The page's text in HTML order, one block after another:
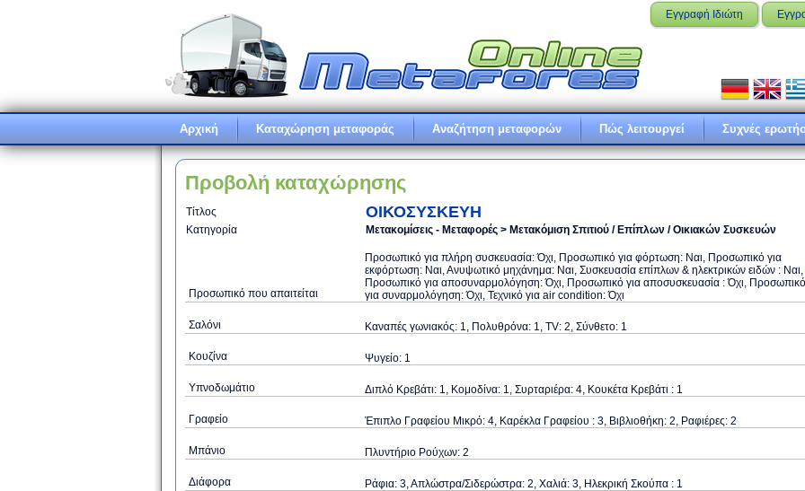
Εγγραφή Ιδιώτη
Αρχική Καταχώρηση μεταφοράς Αναζήτηση μεταφορών Πώς λειτουργεί Συχνές
Προβολή καταχώρησης
Τίτλος ΟΙΚΟΣΥΣΚΕΥΗ
Κατηγορία Μετακομίσεις - Μεταφορές > Μετακόμιση Σπιτιού / Επίπλων / Οικιακών Συσκευών
Προσωπικό που απαιτείται
Προσωπικό για πλήρη συσκευασία: Όχι, Προσωπικό για φόρτωση: Ναι, Προσωπικό για
εκφόρτωση: Ναι, Ανυψωτικό μηχάνημα: Ναι, Συσκευασία επίπλων & ηλεκτρικών ειδών : Ναι,
Προσωπικό για αποσυναρμολόγηση: Όχι, Προσωπικό για αποσυσκευασία : Όχι, Προσωπικό
για συναρμολόγηση: Όχι, Τεχνικό για air condition: Όχι
Σαλόνι Καναπές γωνιακός: 1, Πολυθρόνα: 1, TV: 2, Σύνθετο: 1
Κουζίνα Ψυγείο: 1
Υπνοδωμάτιο Διπλό Κρεβάτι: 1, Κομοδίνα: 1, Συρταριέρα: 4, Κουκέτα Κρεβάτι : 1
Γραφείο Έπιπλο Γραφείου Μικρό: 4, Καρέκλα Γραφείου : 3, Βιβλιοθήκη: 2, Ραφιέρες: 2
Μπάνιο Πλυντήριο Ρούχων: 2
Διάφορα Ράφια: 3, Απλώστρα/Σιδερώστρα: 2, Χαλιά: 3, Ηλεκρική Σκούπα : 1